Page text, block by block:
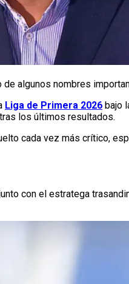
algunos nombres
Liga de Primera 2026 bajo
los últimos resultados.
cada vez más crítico,
con el estratega